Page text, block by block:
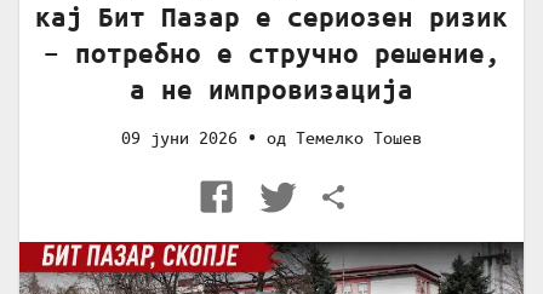
кај Бит Пазар е сериозен ризик
– потребно е стручно решение,
а не импровизација
09 јуни 2026 • од Темелко Тошев